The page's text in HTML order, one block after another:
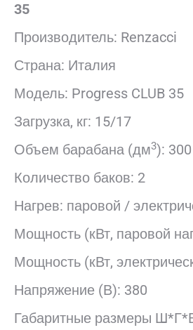
35
Производитель: Renzacci
Страна: Италия
Модель: Progress CLUB 35
Загрузка, кг: 15/17
Объем барабана (дм3): 300
Количество баков: 2
Нагрев: паровой /
Мощность (кВт, паровой
Мощность (кВт,
Напряжение (В): 380
Габаритные размеры